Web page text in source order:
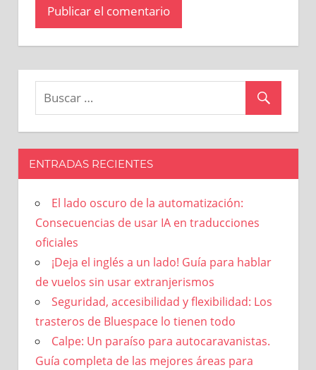
ENTRADAS RECIENTES
El lado oscuro de la automatización:
Consecuencias de usar IA en traducciones
oficiales
¡Deja el inglés a un lado! Guía para hablar
de vuelos sin usar extranjerismos
Seguridad, accesibilidad y flexibilidad: Los
trasteros de Bluespace lo tienen todo
Calpe: Un paraíso para autocaravanistas.
Guía completa de las mejores áreas para